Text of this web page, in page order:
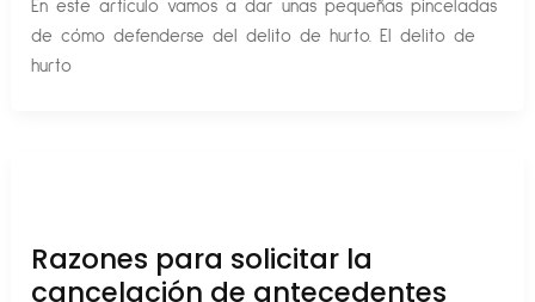
En este artículo vamos a dar unas pequeñas pinceladas
de cómo defenderse del delito de hurto. El delito de
hurto
Razones para solicitar la
cancelación de antecedentes